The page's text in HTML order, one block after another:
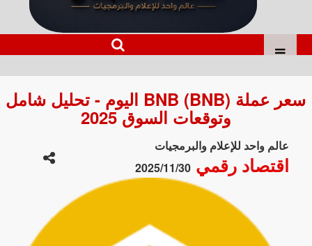
سعر عملة BNB (BNB) اليوم - تحليل شامل
وتوقعات السوق 2025
عالم واحد للإعلام والبرمجيات
اقتصاد رقمي2025/11/30